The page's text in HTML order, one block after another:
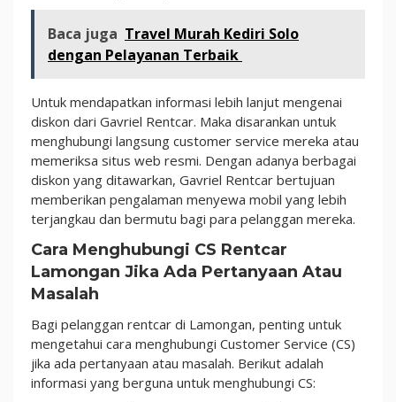
Baca juga Travel Murah Kediri Solo
dengan Pelayanan Terbaik
Untuk mendapatkan informasi lebih lanjut mengenai
diskon dari Gavriel Rentcar. Maka disarankan untuk
menghubungi langsung customer service mereka atau
memeriksa situs web resmi. Dengan adanya berbagai
diskon yang ditawarkan, Gavriel Rentcar bertujuan
memberikan pengalaman menyewa mobil yang lebih
terjangkau dan bermutu bagi para pelanggan mereka.
Cara Menghubungi CS Rentcar
Lamongan Jika Ada Pertanyaan Atau
Masalah
Bagi pelanggan rentcar di Lamongan, penting untuk
mengetahui cara menghubungi Customer Service (CS)
jika ada pertanyaan atau masalah. Berikut adalah
informasi yang berguna untuk menghubungi CS: